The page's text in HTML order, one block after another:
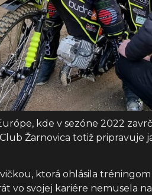
kde v sezóne 2022
Žarnovica totiž pripravuje
ktorá ohlásila
vo svojej kariére nemusela